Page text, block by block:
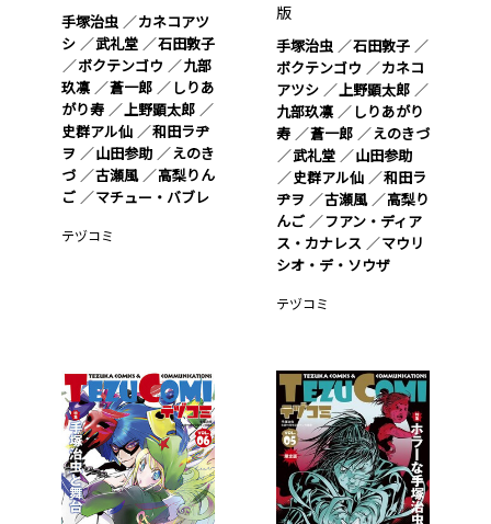
手塚治虫
カネコアツ
シ
武礼堂
石田敦子
ボクテンゴウ
九部
玖凛
蒼一郎
しりあ
がり寿
上野顕太郎
史群アル仙
和田ラヂ
ヲ
山田参助
えのき
づ
古瀬風
高梨りん
ご
マチュー・バブレ
テヅコミ
版
手塚治虫
石田敦子
ボクテンゴウ
カネコ
アツシ
上野顕太郎
九部玖凛
しりあがり
寿
蒼一郎
えのきづ
武礼堂
山田参助
史群アル仙
和田ラ
ヂヲ
古瀬風
高梨り
んご
フアン・ディア
ス・カナレス
マウリ
シオ・デ・ソウザ
テヅコミ